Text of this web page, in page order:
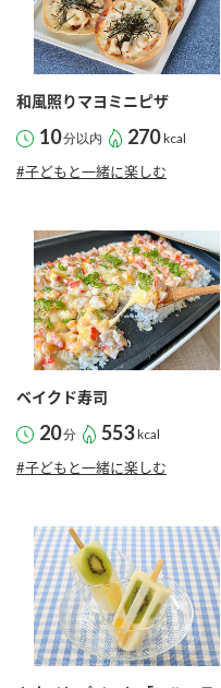
和風照りマヨミニピザ
10分以内 270 kcal
#子どもと一緒に楽しむ
ベイクド寿司
20分 553 kcal
#子どもと一緒に楽しむ